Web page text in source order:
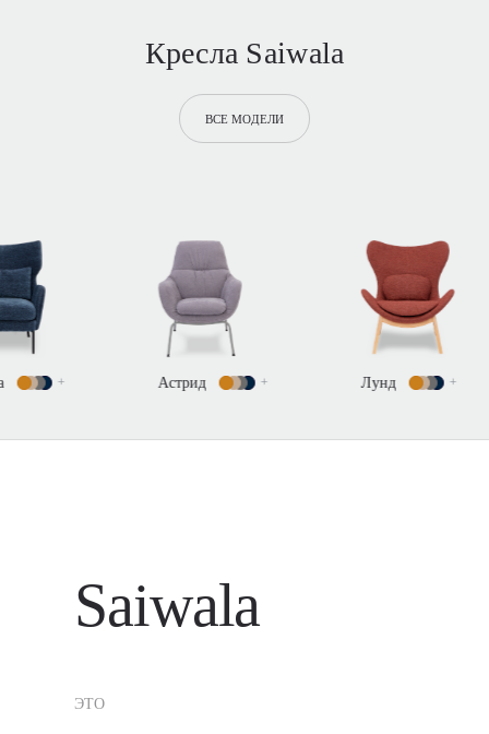
Кресла Saiwala
ВСЕ МОДЕЛИ
Лунд Редна
Saiwala
ЭТО